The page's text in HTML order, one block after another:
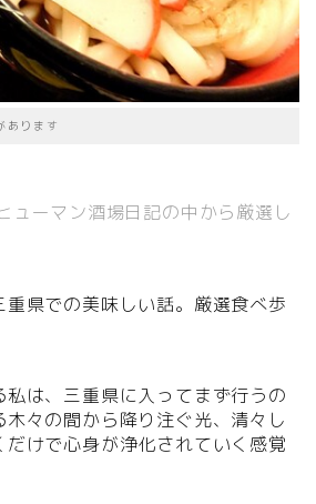
あります
ーマン酒場日記の中から厳選し
県での美味しい話。厳選食べ歩
は、三重県に入ってまず行うの
々の間から降り注ぐ光、清々し
けで心身が浄化されていく感覚